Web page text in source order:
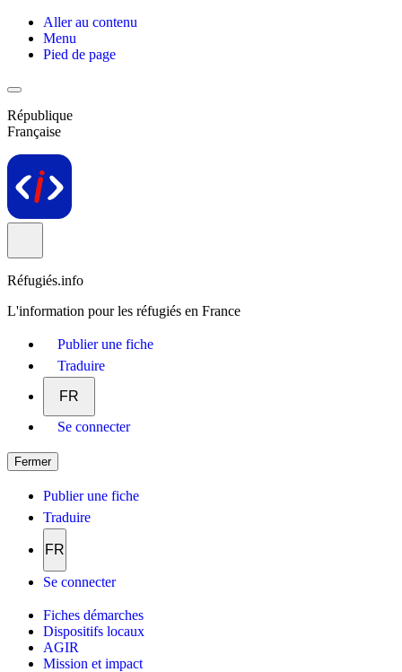
Aller au contenu
Menu
Pied de page
République
Française
Réfugiés.info
L'information pour les réfugiés en France
Publier une fiche
Traduire
FR
Se connecter
Fermer
Publier une fiche
Traduire
FR
Se connecter
Fiches démarches
Dispositifs locaux
AGIR
Mission et impact